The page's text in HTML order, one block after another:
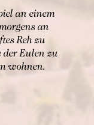
an einem
an
Reh zu
der Eulen zu
wohnen.